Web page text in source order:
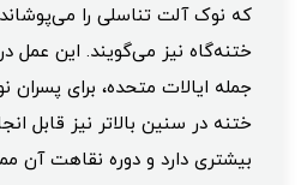
که نوک آلت تناسلی را
ختنه‌گاه نیز می‌گویند. این عمل
جمله ایالات متحده، برای پسران
ختنه در سنین بالاتر نیز قابل
بیشتری دارد و دوره نقاهت آن